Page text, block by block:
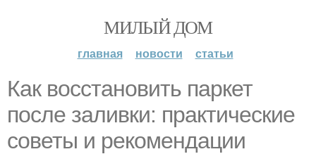
МИЛЫЙ ДОМ
главная новости статьи
Как восстановить паркет
после заливки: практические
советы и рекомендации